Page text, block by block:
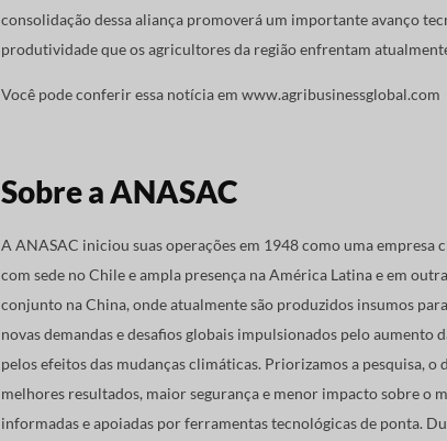
consolidação dessa aliança promoverá um importante avanço
produtividade que os agricultores da região enfrentam
Você pode conferir essa notícia em www.agribusinessglobal.com
Sobre a ANASAC
A ANASAC iniciou suas operações em 1948 como uma
com sede no Chile e ampla presença na América Latina e em
conjunto na China, onde atualmente são produzidos insumos
novas demandas e desafios globais impulsionados pelo
pelos efeitos das mudanças climáticas. Priorizamos a pesquisa,
melhores resultados, maior segurança e menor impacto sobre o
informadas e apoiadas por ferramentas tecnológicas de ponta.